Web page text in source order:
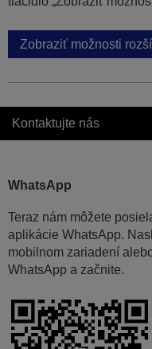
Zobraziť možnosti
Kontaktujte nás
WhatsApp
Teraz nám môžete
aplikácie WhatsApp.
mobilnom zariadení
WhatsApp a začnite.